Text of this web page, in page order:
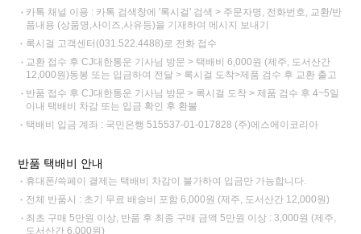
카톡 채널 이용 : 카톡 검색창에 '록시걸' 검색 > 주문자명, 전화번호, 교환/반
품내용 (상품명,사이즈,사유등)을 기재하여 메시지 보내기
록시걸 고객센터(031.522.4488)로 전화 접수
교환 접수 후 CJ대한통운 기사님 방문 > 택배비 6,000원 (제주, 도서산간
12,000원)동봉 또는 입금하여 전달 > 록시걸 도착>제품 검수 후 교환 출고
반품 접수 후 CJ대한통운 기사님 방문 > 록시걸 도착 > 제품 검수 후 4~5일
이내 택배비 차감 또는 입금 확인 후 환불
택배비 입금 계좌 : 국민은행 515537-01-017828 (주)에스에이코리아
반품 택배비 안내
휴대폰/쓱페이 결제는 택배비 차감이 불가하여 입금만 가능합니다.
전체 반품시 : 초기 무료 배송비 포함 6,000원 (제주, 도서산간 12,000원)
최초 구매 5만원 이상, 반품 후 최종 구매 금액 5만원 이상 : 3,000원 (제주,
도서산간 6,000원)